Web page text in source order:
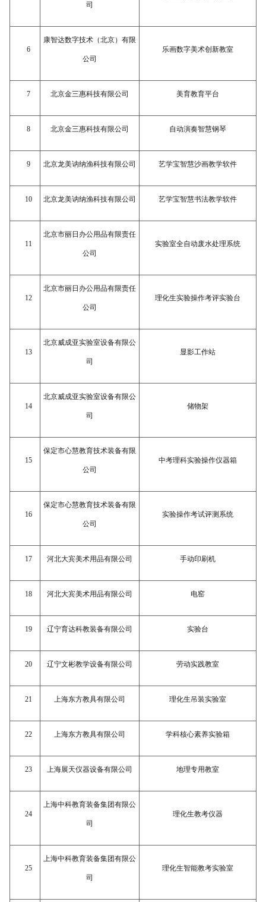
司
6
康智达数字技术（北京）有限
公司
乐画数字美术创新教室
7 北京金三惠科技有限公司 美育教育平台
8 北京金三惠科技有限公司 自动演奏智慧钢琴
9 北京龙美讷纳渔科技有限公司 艺学宝智慧沙画教学软件
10 北京龙美讷纳渔科技有限公司 艺学宝智慧书法教学软件
11
北京市丽日办公用品有限责任
公司
实验室全自动废水处理系统
12
北京市丽日办公用品有限责任
公司
理化生实验操作考评实验台
13
北京威成亚实验室设备有限公
司
显影工作站
14
北京威成亚实验室设备有限公
司
储物架
15
保定市心慧教育技术装备有限
公司
中考理科实验操作仪器箱
16
保定市心慧教育技术装备有限
公司
实验操作考试评测系统
17 河北大宾美术用品有限公司 手动印刷机
18 河北大宾美术用品有限公司 电窑
19 辽宁育达科教装备有限公司 实验台
20 辽宁文彬教学设备有限公司 劳动实践教室
21 上海东方教具有限公司 理化生吊装实验室
22 上海东方教具有限公司 学科核心素养实验箱
23 上海展天仪器设备有限公司 地理专用教室
24
上海中科教育装备集团有限公
司
理化生教考仪器
25
上海中科教育装备集团有限公
司
理化生智能教考实验室